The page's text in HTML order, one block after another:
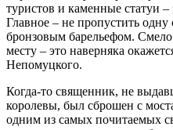
туристов и каменные статуи
Главное – не пропустить
бронзовым барельефом.
месту – это наверняка
Непомуцкого.
Когда-то священник, не
королевы, был сброшен с
одним из самых почитаемых